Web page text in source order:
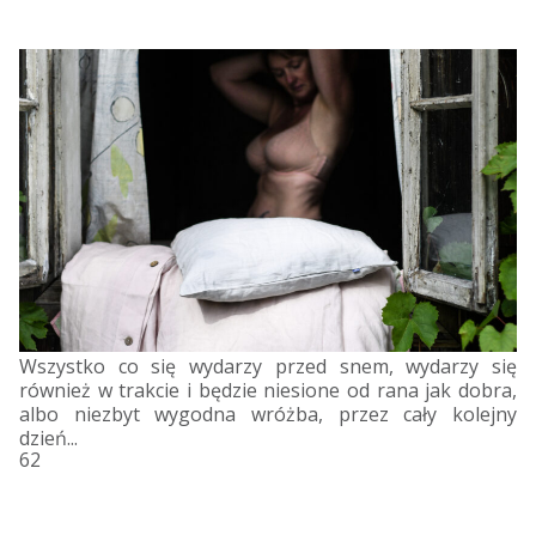
Wszystko co się wydarzy przed snem, wydarzy się
również w trakcie i będzie niesione od rana jak dobra,
albo niezbyt wygodna wróżba, przez cały kolejny
dzień...
62